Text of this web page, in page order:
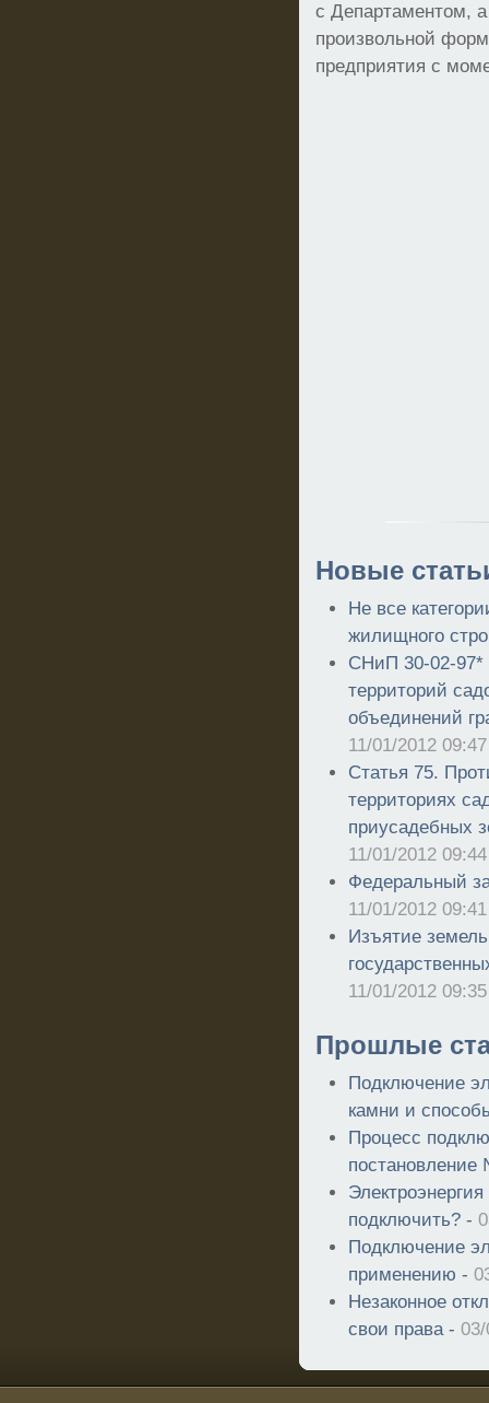
с Департаментом, а
произвольной
предприятия с
Новые
Не все
жилищного
СНиП 30-02-97*
территорий
объединений
11/01/2012 09:47
Статья 75.
территориях
приусадебных
11/01/2012 09:44
Федеральный
11/01/2012 09:41
Изъятие
11/01/2012 09:35
Прошлые
Подключение
камни и
Процесс
подключить? -
Подключение
применению -
Незаконное
свои права -